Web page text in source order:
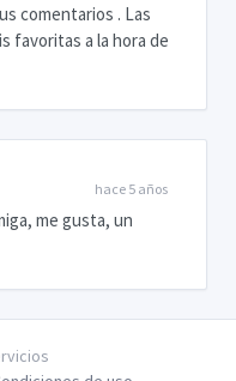
comentarios . Las
favoritas a la hora de
hace 5 años
me gusta, un